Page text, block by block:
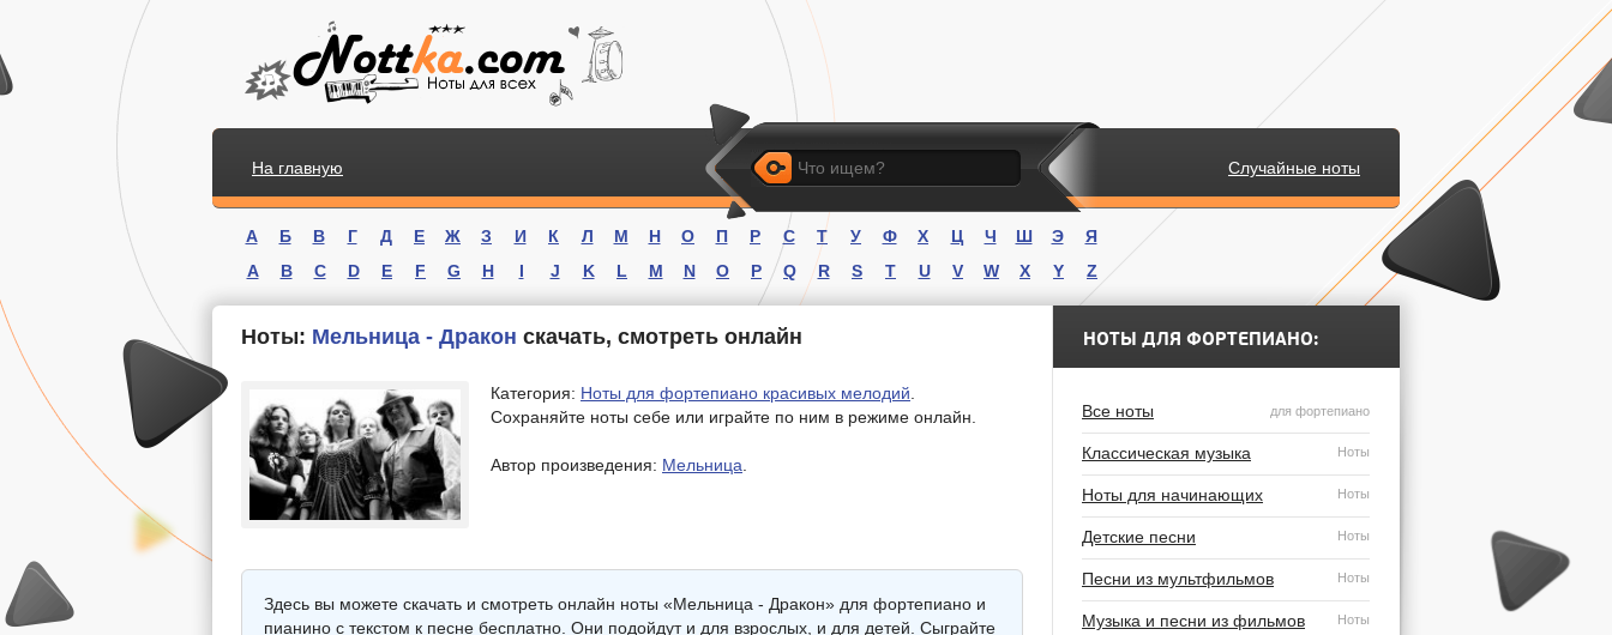
На главную Случайные ноты
Искать
.
А Б В Г Д Е Ж З И К Л М Н О П Р С Т У Ф Х Ц Ч Ш Э
Я
A
B C D E F G H I J K L M N O P Q R S T U V W X Y Z
Ноты: Мельница - Дракон скачать, смотреть онлайн
Категория: Ноты для фортепиано красивых мелодий
Сохраняйте ноты себе или играйте по ним в режиме онлайн.
Автор произведения: Мельница
Здесь вы можете скачать и смотреть онлайн ноты «Мельница - Дракон» для фортепиано и
пианино с текстом к песне бесплатно. Они подойдут и для взрослых, и для детей. Сыграйте
НОТЫ ДЛЯ ФОРТЕПИАНО:
Все ноты для фортепиано
Классическая музыка Ноты
Ноты для начинающих Ноты
Детские песни Ноты
Песни из мультфильмов Ноты
Музыка и песни из фильмов Ноты